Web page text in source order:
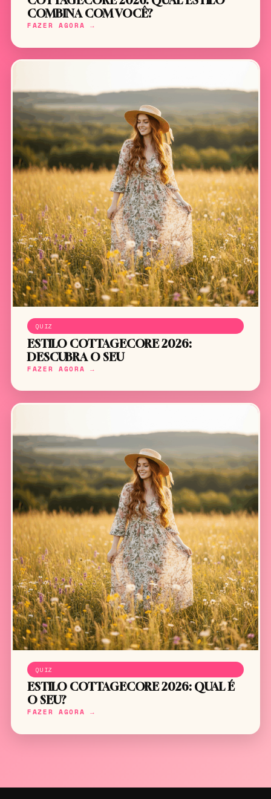
COMBINA COM VOCÊ?
FAZER AGORA →
QUIZ
ESTILO COTTAGECORE 2026:
DESCUBRA O SEU
FAZER AGORA →
QUIZ
ESTILO COTTAGECORE 2026: QUAL É
O SEU?
FAZER AGORA →